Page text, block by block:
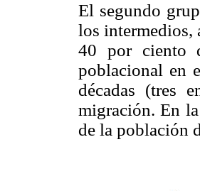
El segundo
los intermedios,
40 por ciento
poblacional en
décadas (tres
migración. En
de la población